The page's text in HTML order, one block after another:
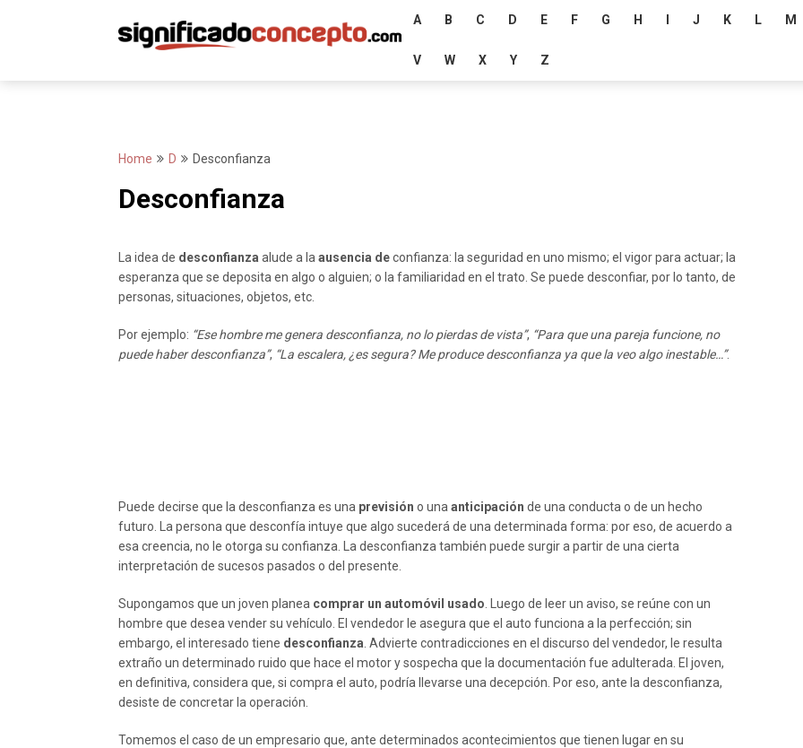
A B C D E F G H J K L M
V W X Y Z
Home D Desconfianza
Desconfianza
La idea de desconfianza alude a la ausencia deconfianza: la seguridad en uno mismo; el vigor para actuar; la
esperanza que se deposita en algo o alguien; o la familiaridad en el trato. Se puede desconfiar, por lo tanto, de
personas, situaciones, objetos, etc.
Por ejemplo: “Ese hombre me genera desconfianza, no lo pierdas de vista”, “Para que una pareja funcione, no
puede haber desconfianza”, “La escalera, ¿es segura? Me produce desconfianza ya que la veo algo inestable…”.
Puede decirse que la desconfianza es una previsión o una anticipación de una conducta o de un hecho
futuro. La persona que desconfía intuye que algo sucederá de una determinada forma: por eso, de acuerdo a
esa creencia, no le otorga su confianza. La desconfianza también puede surgir a partir de una cierta
interpretación de sucesos pasados o del presente.
Supongamos que un joven planea comprar un automóvil usado . Luego de leer un aviso, se reúne con un
hombre que desea vender su vehículo. El vendedor le asegura que el auto funciona a la perfección; sin
embargo, el interesado tiene desconfianza . Advierte contradicciones en el discurso del vendedor, le resulta
extraño un determinado ruido que hace el motor y sospecha que la documentación fue adulterada. El joven,
en definitiva, considera que, si compra el auto, podría llevarse una decepción. Por eso, ante la desconfianza,
desiste de concretar la operación.
Tomemos el caso de un empresario que, ante determinados acontecimientos que tienen lugar en su